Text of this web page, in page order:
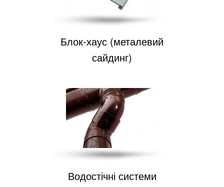
Блок-хаус (металевий
сайдинг)
Водостічні системи